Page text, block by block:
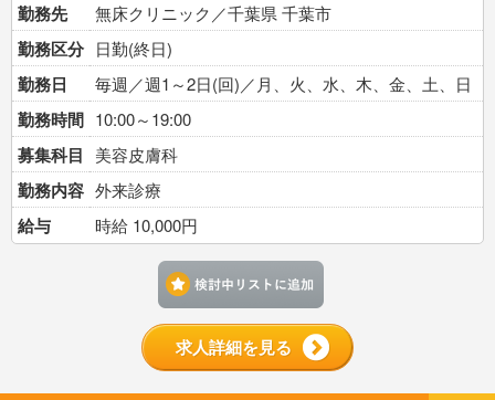
勤務先
無床クリニック／千葉県 千葉市
勤務区分 日勤(終日)
勤務日 毎週／週1～2日(回)／月、火、水、木、金、土、日
勤務時間 10:00～19:00
募集科目 美容皮膚科
勤務内容 外来診療
給与 時給 10,000円
求人詳細を見る